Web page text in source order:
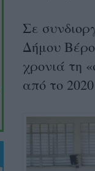
Σε
Δήμου
χρονιά τη
από το